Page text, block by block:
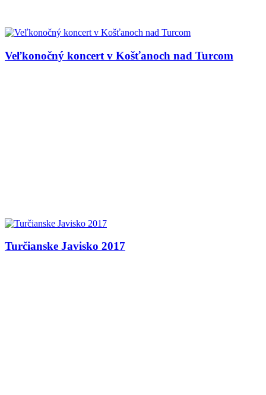
Veľkonočný koncert v Košťanoch nad Turcom
Turčianske Javisko 2017